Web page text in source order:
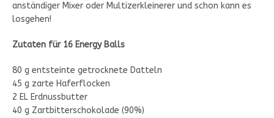
anständiger Mixer oder Multizerkleinerer und schon kann es
losgehen!
Zutaten für 16 Energy Balls
80 g entsteinte getrocknete Datteln
45 g zarte Haferflocken
2 EL Erdnussbutter
40 g Zartbitterschokolade (90%)